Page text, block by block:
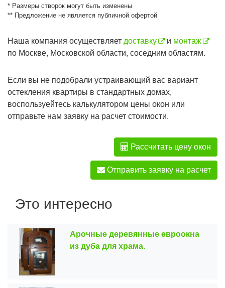
* Размеры створок могут быть изменены
** Предложение не является публичной офертой
Наша компания осуществляет доставку и монтаж
по Москве, Московской области, соседним областям.
Если вы не подобрали устраивающий вас вариант
остекления квартиры в стандартных домах,
воспользуейтесь калькулятором цены окон или
отправьте нам заявку на расчет стоимости.
Рассчитать цену окон
Отправить заявку на расчет
Это интересно
Арочные деревянные евроокна
из дуба для храма.